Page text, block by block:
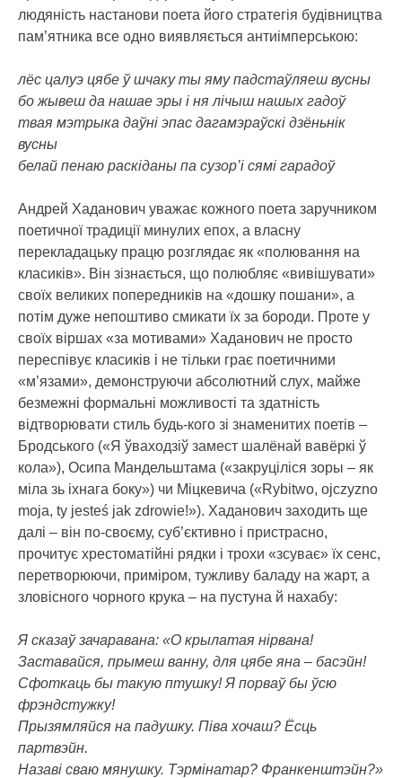
людяність настанови поета його стратегія будівництва
пам’ятника все одно виявляється антиімперською:
лёс цалуэ цябе ў шчаку ты яму падстаўляеш вусны
бо жывеш да нашае эры і ня лічыш нашых гадоў
твая мэтрыка даўні эпас дагамэраўскі дзёньнік
вусны
белай пенаю раскіданы па сузор’і сямі гарадоў
Андрей Хаданович уважає кожного поета заручником
поетичної традиції минулих епох, а власну
перекладацьку працю розглядає як «полювання на
класиків». Він зізнається, що полюбляє «вивішувати»
своїх великих попередників на «дошку пошани», а
потім дуже непоштиво смикати їх за бороди. Проте у
своїх віршах «за мотивами» Хаданович не просто
переспівує класиків і не тільки грає поетичними
«м’язами», демонструючи абсолютний слух, майже
безмежні формальні можливості та здатність
відтворювати стиль будь-кого зі знаменитих поетів –
Бродського («Я ўваходзіў замест шалёнай вавёркі ў
кола»), Осипа Мандельштама («закруціліся зоры – як
міла зь іхнага боку») чи Міцкевича («Rybitwo, ojczyzno
moja, ty jesteś jak zdrowie!»). Хаданович заходить ще
далі – він по-своєму, суб’єктивно і пристрасно,
прочитує хрестоматійні рядки і трохи «зсуває» їх сенс,
перетворюючи, приміром, тужливу баладу на жарт, а
зловісного чорного крука – на пустуна й нахабу:
Я сказаў зачаравана: «О крылатая нірвана!
Заставайся, прымеш ванну, для цябе яна – басэйн!
Сфоткаць бы такую птушку! Я порваў бы ўсю
фрэндстужку!
Прызямляйся на падушку. Піва хочаш? Ёсць
партвэйн.
Назаві сваю мянушку. Тэрмінатар? Франкенштэйн?»